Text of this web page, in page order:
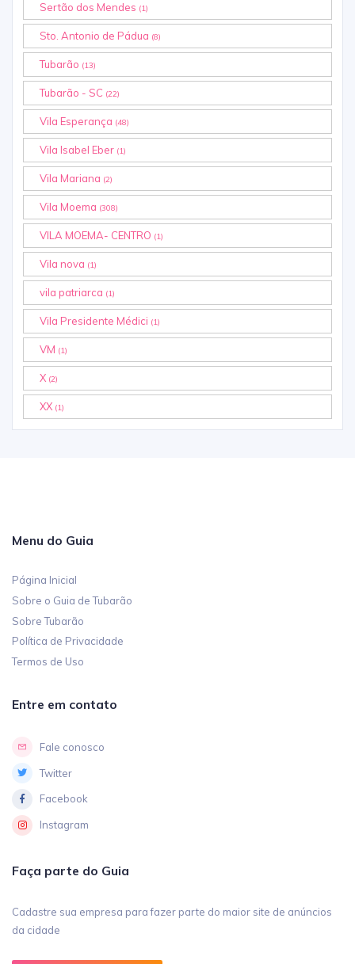
Sertão dos Mendes (1)
Sto. Antonio de Pádua (8)
Tubarão (13)
Tubarão - SC (22)
Vila Esperança (48)
Vila Isabel Eber (1)
Vila Mariana (2)
Vila Moema (308)
VILA MOEMA- CENTRO (1)
Vila nova (1)
vila patriarca (1)
Vila Presidente Médici (1)
VM (1)
X (2)
XX (1)
Menu do Guia
Página Inicial
Sobre o Guia de Tubarão
Sobre Tubarão
Política de Privacidade
Termos de Uso
Entre em contato
Fale conosco
Twitter
Facebook
Instagram
Faça parte do Guia
Cadastre sua empresa para fazer parte do maior site de anúncios
da cidade